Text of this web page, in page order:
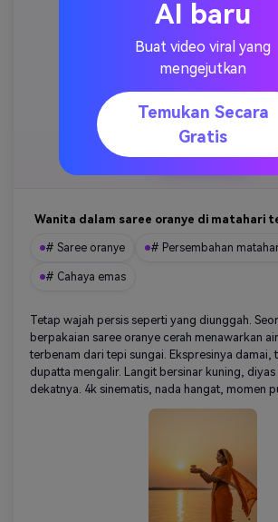
Menyalin.
Wanita dalam saree oranye di matahari
# Saree oranye # Persembahan
# Cahaya emas
Tetap wajah persis seperti yang diunggah.
berpakaian saree oranye cerah menawarkan
terbenam dari tepi sungai. Ekspresinya damai,
dupatta mengalir. Langit bersinar kuning,
dekatnya. 4k sinematis, nada hangat, momen
AI baru
Buat video viral yang
mengejutkan
Temukan Secara
Gratis